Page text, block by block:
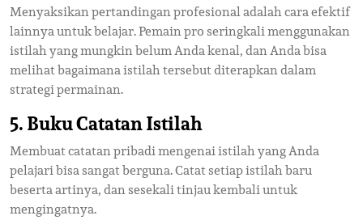
Menyaksikan pertandingan profesional adalah cara efektif
lainnya untuk belajar. Pemain pro seringkali menggunakan
istilah yang mungkin belum Anda kenal, dan Anda bisa
melihat bagaimana istilah tersebut diterapkan dalam
strategi permainan.
5.Buku Catatan Istilah
Membuat catatan pribadi mengenai istilah yang Anda
pelajari bisa sangat berguna. Catat setiap istilah baru
beserta artinya, dan sesekali tinjau kembali untuk
mengingatnya.